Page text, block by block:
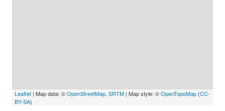
Leaflet | Map data: ©OpenStreetMap, SRTM | Map style: ©OpenTopoMap (CC-
BY-SA)